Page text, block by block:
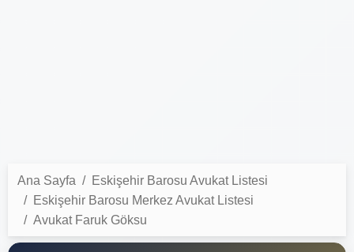
Ana Sayfa
Eskişehir Barosu Avukat Listesi
Eskişehir Barosu Merkez Avukat Listesi
Avukat Faruk Göksu